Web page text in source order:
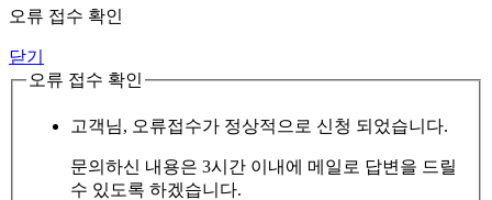
오류 접수 확인
닫기
오류 접수 확인
고객님, 오류접수가 정상적으로 신청 되었습니다.
문의하신 내용은 3시간 이내에 메일로 답변을 드릴
수 있도록 하겠습니다.